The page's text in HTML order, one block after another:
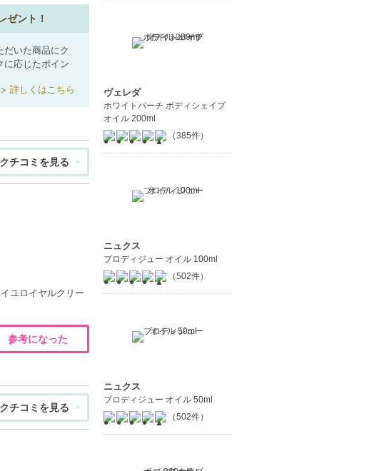
ゼント！
だいた商品にク
に応じたポイン
詳しくはこちら
チコミを見る
ユロイヤルクリー
参考になった
チコミを見る
ヴェレダ
ホワイトバーチ ボディシェイプ
オイル 200ml
（385件）
ニュクス
プロディジュー オイル 100ml
（502件）
ニュクス
プロディジュー オイル 50ml
（502件）